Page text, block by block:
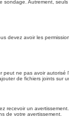
Autrement,
devez avoir les
ne pas avoir
de fichiers joints sur
un
de votre avertissement.